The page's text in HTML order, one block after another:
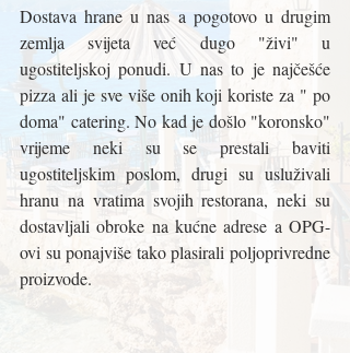
Dostava hrane u nas a pogotovo u drugim
zemlja svijeta već dugo "živi" u
ugostiteljskoj ponudi. U nas to je najčešće
pizza ali je sve više onih koji koriste za " po
doma" catering. No kad je došlo "koronsko"
vrijeme neki su se prestali baviti
ugostiteljskim poslom, drugi su usluživali
hranu na vratima svojih restorana, neki su
dostavljali obroke na kućne adrese a OPG-
ovi su ponajviše tako plasirali poljoprivredne
proizvode.